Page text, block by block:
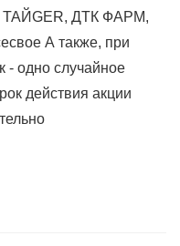
TAЙGER, ДТК ФАРМ,
А также, при
- одно случайное
действия акции